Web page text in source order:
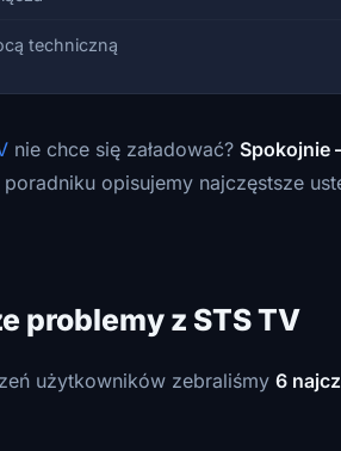
techniczną
nie chce się załadować? Spokojnie
opisujemy najczęstsze
problemy z STS TV
użytkowników zebraliśmy 6